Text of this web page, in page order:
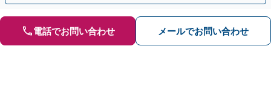
電話でお問い合わせ メールでお問い合わせ